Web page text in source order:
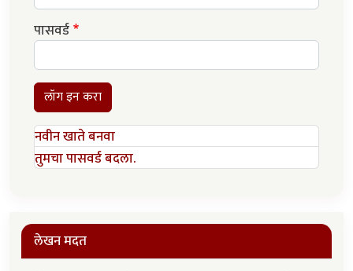
पासवर्ड
लॉग इन करा
नवीन खाते बनवा
तुमचा पासवर्ड बदला.
लेखन मदत